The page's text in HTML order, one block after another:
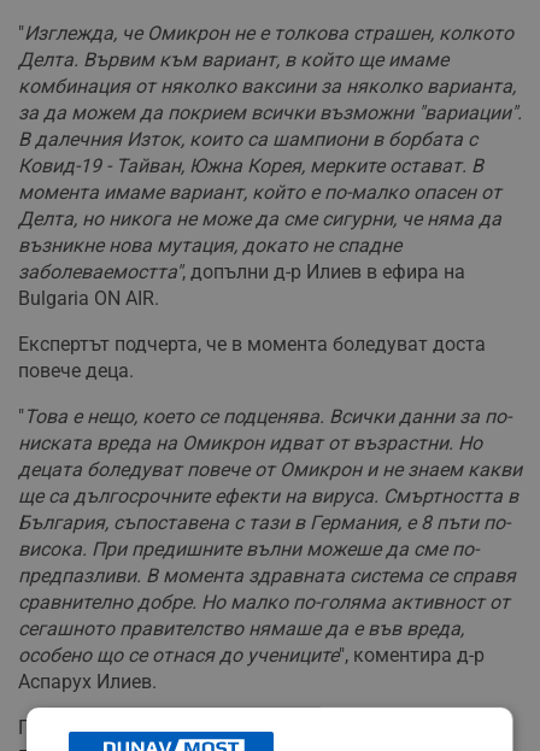
"Изглежда, че Омикрон не е толкова страшен, колкото
Делта. Вървим към вариант, в който ще имаме
комбинация от няколко ваксини за няколко варианта,
за да можем да покрием всички възможни "вариации".
В далечния Изток, които са шампиони в борбата с
Ковид-19 - Тайван, Южна Корея, мерките остават. В
момента имаме вариант, който е по-малко опасен от
Делта, но никога не може да сме сигурни, че няма да
възникне нова мутация, докато не спадне
заболеваемостта", допълни д-р Илиев в ефира на
Bulgaria ON AIR.
Експертът подчерта, че в момента боледуват доста
повече деца.
"Това е нещо, което се подценява. Всички данни за по-
ниската вреда на Омикрон идват от възрастни. Но
децата боледуват повече от Омикрон и не знаем какви
ще са дългосрочните ефекти на вируса. Смъртността в
България, съпоставена с тази в Германия, е 8 пъти по-
висока. При предишните вълни можеше да сме по-
предпазливи. В момента здравната система се справя
сравнително добре. Но малко по-голяма активност от
сегашното правителство нямаше да е във вреда,
особено що се отнася до учениците", коментира д-р
Аспарух Илиев.
Попитан какви са усложненията, които може да